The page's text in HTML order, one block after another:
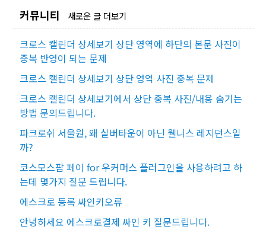
커뮤니티 새로운 글 더보기
크로스 캘린더 상세보기 상단 영역에 하단의 본문 사진이
중복 반영이 되는 문제
크로스 캘린더 상세보기 상단 영역 사진 중복 문제
크로스 캘린더 상세보기에서 상단 중복 사진/내용 숨기는
방법 문의드립니다.
파크로쉬 서울원, 왜 실버타운이 아닌 웰니스 레지던스일
까?
코스모스팜 페이 for 우커머스 플러그인을 사용하려고 하
는데 몇가지 질문 드립니다.
에스크로 등록 싸인키오류
안녕하세요 에스크로결제 싸인 키 질문드립니다.